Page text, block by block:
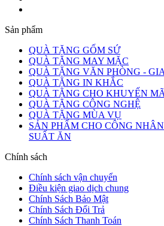
Sản phẩm
QUÀ TẶNG GỐM SỨ
QUÀ TẶNG MAY MẶC
QUÀ TẶNG VĂN PHÒNG -
QUÀ TẶNG IN KHẮC
QUÀ TẶNG CHO KHUYẾN
QUÀ TẶNG CÔNG NGHỆ
QUÀ TẶNG MÙA VỤ
SẢN PHẨM CHO CÔNG
SUẤT ĂN
Chính sách
Chính sách vận chuyển
Điều kiện giao dịch chung
Chính Sách Bảo Mật
Chính Sách Đổi Trả
Chính Sách Thanh Toán